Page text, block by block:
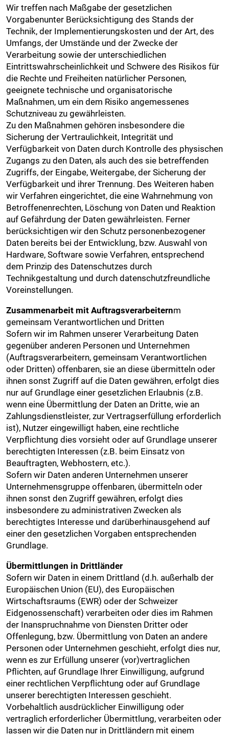
Wir treffen nach Maßgabe der gesetzlichen
Vorgabenunter Berücksichtigung des Stands der
Technik, der Implementierungskosten und der Art, des
Umfangs, der Umstände und der Zwecke der
Verarbeitung sowie der unterschiedlichen
Eintrittswahrscheinlichkeit und Schwere des Risikos für
die Rechte und Freiheiten natürlicher Personen,
geeignete technische und organisatorische
Maßnahmen, um ein dem Risiko angemessenes
Schutzniveau zu gewährleisten.
Zu den Maßnahmen gehören insbesondere die
Sicherung der Vertraulichkeit, Integrität und
Verfügbarkeit von Daten durch Kontrolle des physischen
Zugangs zu den Daten, als auch des sie betreffenden
Zugriffs, der Eingabe, Weitergabe, der Sicherung der
Verfügbarkeit und ihrer Trennung. Des Weiteren haben
wir Verfahren eingerichtet, die eine Wahrnehmung von
Betroffenenrechten, Löschung von Daten und Reaktion
auf Gefährdung der Daten gewährleisten. Ferner
berücksichtigen wir den Schutz personenbezogener
Daten bereits bei der Entwicklung, bzw. Auswahl von
Hardware, Software sowie Verfahren, entsprechend
dem Prinzip des Datenschutzes durch
Technikgestaltung und durch datenschutzfreundliche
Voreinstellungen.
Zusammenarbeit mit Auftragsverarbeiternm
gemeinsam Verantwortlichen und Dritten
Sofern wir im Rahmen unserer Verarbeitung Daten
gegenüber anderen Personen und Unternehmen
(Auftragsverarbeitern, gemeinsam Verantwortlichen
oder Dritten) offenbaren, sie an diese übermitteln oder
ihnen sonst Zugriff auf die Daten gewähren, erfolgt dies
nur auf Grundlage einer gesetzlichen Erlaubnis (z.B.
wenn eine Übermittlung der Daten an Dritte, wie an
Zahlungsdienstleister, zur Vertragserfüllung erforderlich
ist), Nutzer eingewilligt haben, eine rechtliche
Verpflichtung dies vorsieht oder auf Grundlage unserer
berechtigten Interessen (z.B. beim Einsatz von
Beauftragten, Webhostern, etc.).
Sofern wir Daten anderen Unternehmen unserer
Unternehmensgruppe offenbaren, übermitteln oder
ihnen sonst den Zugriff gewähren, erfolgt dies
insbesondere zu administrativen Zwecken als
berechtigtes Interesse und darüberhinausgehend auf
einer den gesetzlichen Vorgaben entsprechenden
Grundlage.
Übermittlungen in Drittländer
Sofern wir Daten in einem Drittland (d.h. außerhalb der
Europäischen Union (EU), des Europäischen
Wirtschaftsraums (EWR) oder der Schweizer
Eidgenossenschaft) verarbeiten oder dies im Rahmen
der Inanspruchnahme von Diensten Dritter oder
Offenlegung, bzw. Übermittlung von Daten an andere
Personen oder Unternehmen geschieht, erfolgt dies nur,
wenn es zur Erfüllung unserer (vor)vertraglichen
Pflichten, auf Grundlage Ihrer Einwilligung, aufgrund
einer rechtlichen Verpflichtung oder auf Grundlage
unserer berechtigten Interessen geschieht.
Vorbehaltlich ausdrücklicher Einwilligung oder
vertraglich erforderlicher Übermittlung, verarbeiten oder
lassen wir die Daten nur in Drittländern mit einem